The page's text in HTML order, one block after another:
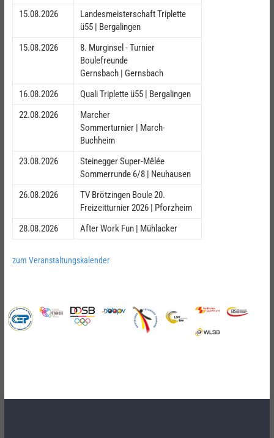
15.08.2026
Landesmeisterschaft Triplette
ü55 | Bergalingen
15.08.2026
8. Murginsel - Turnier
Boulefreunde
Gernsbach | Gernsbach
16.08.2026
Quali Triplette ü55 | Bergalingen
22.08.2026
Marcher
Sommerturnier | March-
Buchheim
23.08.2026
Steinegger Super-Mêlée
Sommerrunde 6/8 | Neuhausen
26.08.2026
TV Brötzingen Boule 20.
Freizeitturnier 2026 | Pforzheim
28.08.2026
After Work Fun | Mühlacker
zum Veranstaltungskalender